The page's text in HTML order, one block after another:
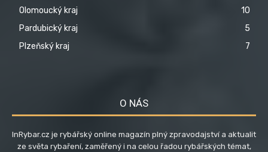
Olomoucký kraj
10
Pardubický kraj
5
Plzeňský kraj
7
O NÁS
InRybar.cz je rybářský online magazín plný zpravodajství a aktualit
ze světa rybaření, zaměřený i na celou řadou rybářských témat,